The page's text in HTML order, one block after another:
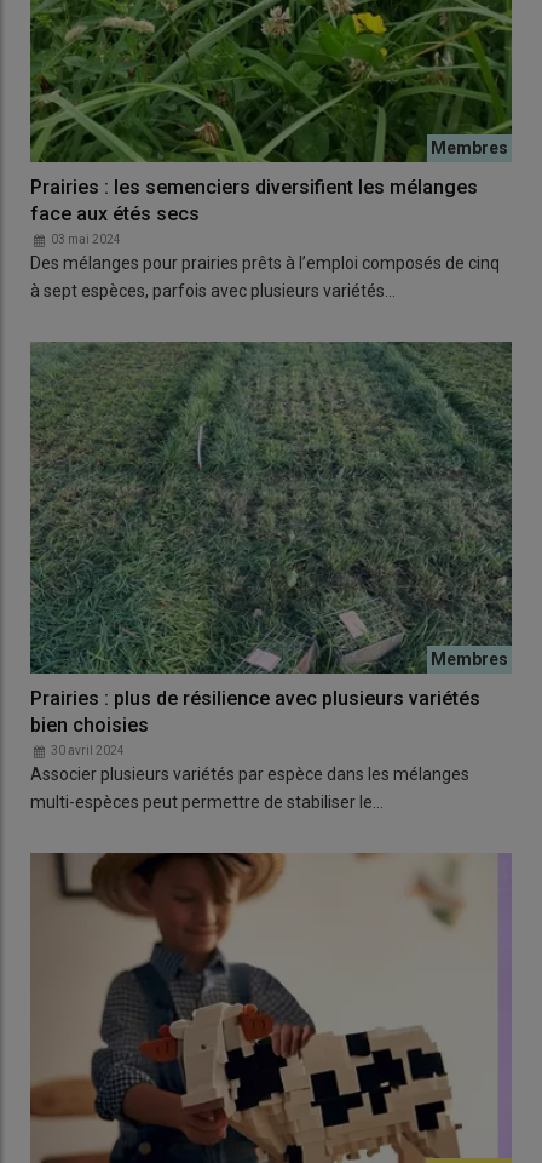
Prairies : les semenciers diversifient les mélanges
face aux étés secs
03 mai 2024
Des mélanges pour prairies prêts à l’emploi composés de cinq
à sept espèces, parfois avec plusieurs variétés…
Prairies : plus de résilience avec plusieurs variétés
bien choisies
30 avril 2024
Associer plusieurs variétés par espèce dans les mélanges
multi-espèces peut permettre de stabiliser le…